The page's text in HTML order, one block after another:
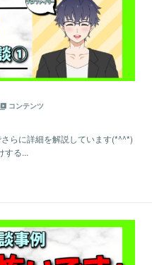
コンテンツ
に詳細を解説しています(*^^*)
る...